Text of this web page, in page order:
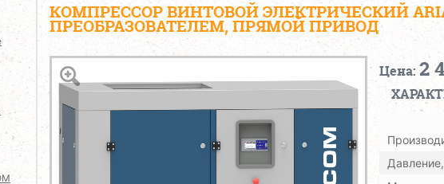
КОМПРЕССОР ВИНТОВОЙ ЭЛЕКТРИЧЕСКИЙ
ПРЕОБРАЗОВАТЕЛЕМ, ПРЯМОЙ ПРИВОД
Цена: 2